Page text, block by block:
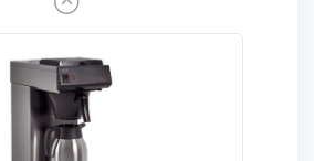
Previous